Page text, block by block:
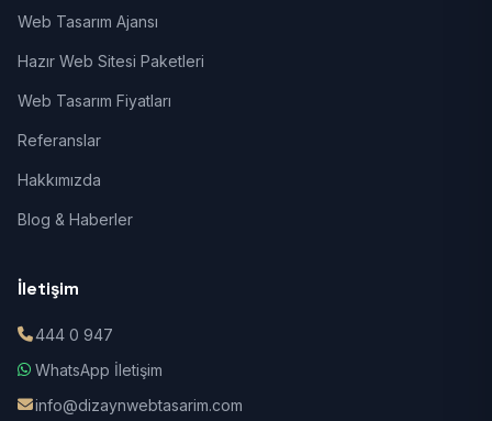
Web Tasarım Ajansı
Hazır Web Sitesi Paketleri
Web Tasarım Fiyatları
Referanslar
Hakkımızda
Blog & Haberler
İletişim
444 0 947
WhatsApp İletişim
info@dizaynwebtasarim.com